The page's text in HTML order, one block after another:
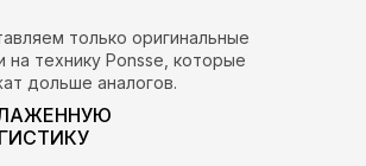
только оригинальные
на технику Ponsse, которые
дольше аналогов.